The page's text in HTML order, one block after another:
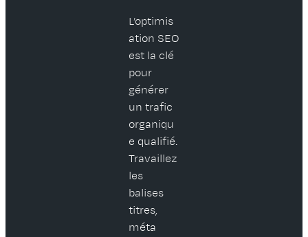
L’optimis
ation SEO
est la clé
pour
générer
un trafic
organiqu
e qualifié.
Travaillez
les
balises
titres,
méta